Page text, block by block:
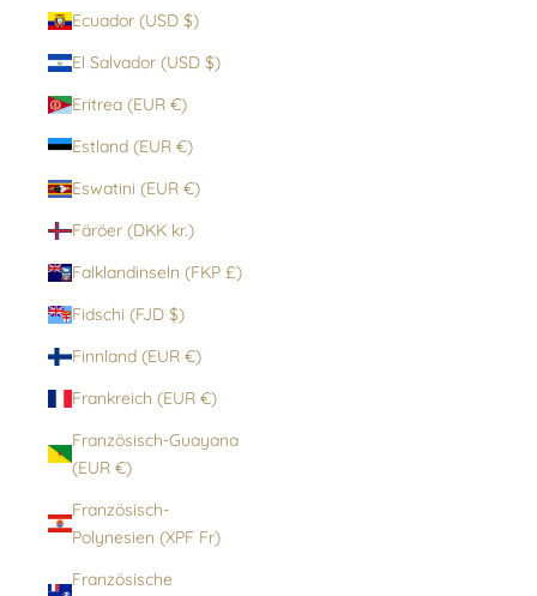
Ecuador (USD $)
El Salvador (USD $)
Eritrea (EUR €)
Estland (EUR €)
Eswatini (EUR €)
Färöer (DKK kr.)
Falklandinseln (FKP £)
Fidschi (FJD $)
Finnland (EUR €)
Frankreich (EUR €)
Französisch-Guayana
(EUR €)
Französisch-
Polynesien (XPF Fr)
Französische